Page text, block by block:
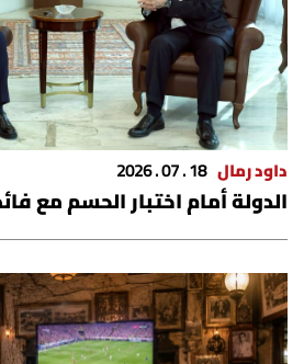
داود رمال 18 . 07 . 2026
الدولة أمام اختبار الحسم مع